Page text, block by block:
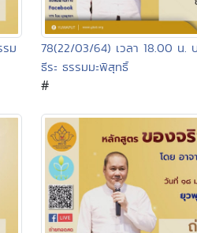
ม
78(22/03/64) เวลา 18.00 น.
ธีระ ธรรมมะพิสุทธิ์
#